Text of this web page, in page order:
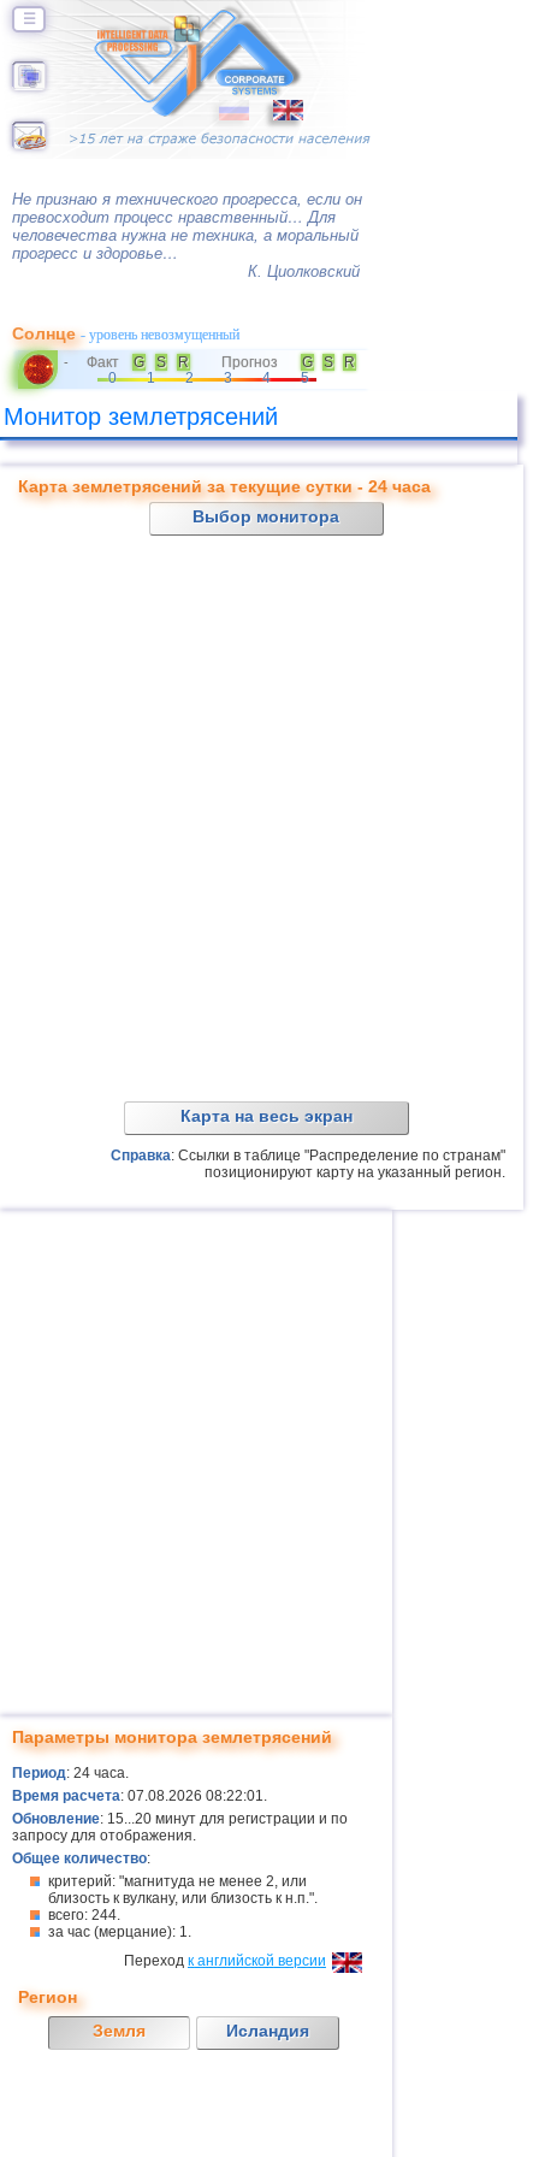
☰
Не признаю я технического прогресса, если он
превосходит процесс нравственный… Для
человечества нужна не техника, а моральный
прогресс и здоровье…
К. Циолковский
Солнце- уровень невозмущенный
- Факт G S R Прогноз G S
R
0
1 2 3 4 5
Монитор землетрясений
Карта землетрясений за текущие сутки - 24 часа
Выбор монитора
Карта на весь экран
Справка: Ссылки в таблице "Распределение по странам"
позиционируют карту на указанный регион.
Параметры монитора землетрясений
Период: 24 часа.
Время расчета: 07.08.2026 08:22:01.
Обновление: 15...20 минут для регистрации и по
запросу для отображения.
Общее количество:
критерий: "магнитуда не менее 2, или
близость к вулкану, или близость к н.п.".
всего: 244.
за час (мерцание): 1.
Переход к английской версии
Регион
Земля
Исландия